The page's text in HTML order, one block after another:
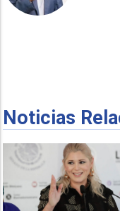
Noticias